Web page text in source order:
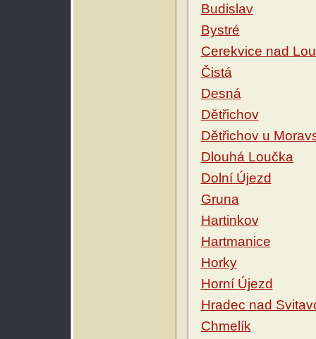
Budislav
Bystré
Cerekvice nad
Čistá
Desná
Dětřichov
Dětřichov u
Dlouhá Loučka
Dolní Újezd
Gruna
Hartinkov
Hartmanice
Horky
Horní Újezd
Hradec nad
Chmelík